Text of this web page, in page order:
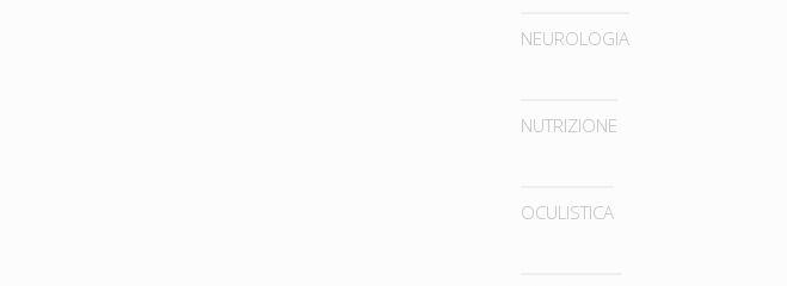
NEUROLOGIA
NUTRIZIONE
OCULISTICA